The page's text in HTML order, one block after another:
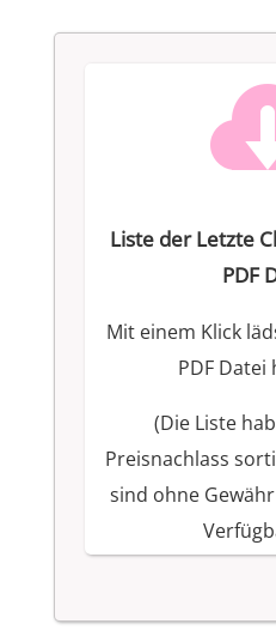
Liste der Letzte
PDF
Mit einem Klick
PDF
(Die Liste
Preisnachlass
sind ohne